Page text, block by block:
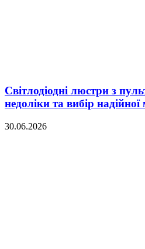
Світлодіодні люстри з
недоліки та вибір надійної
30.06.2026